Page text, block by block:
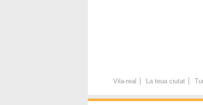
Vila-real La teua ciutat